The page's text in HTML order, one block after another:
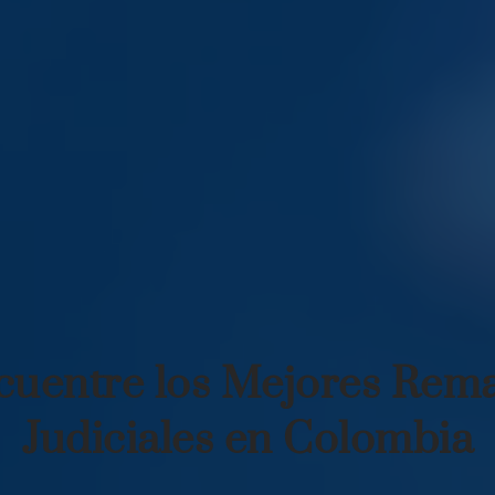
los Mejores
Judiciales en Colombia